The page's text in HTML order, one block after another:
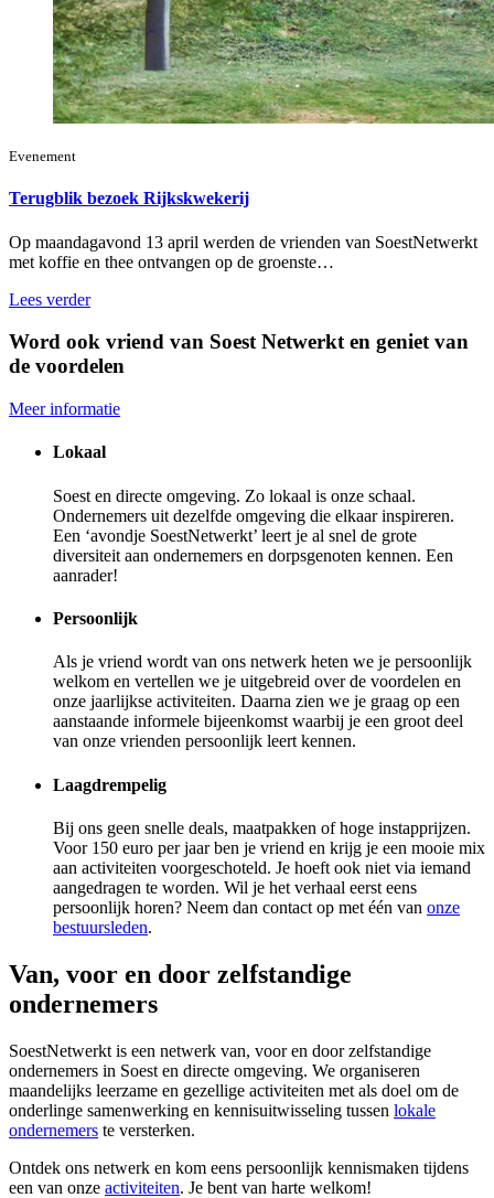
Evenement
Terugblik bezoek Rijkskwekerij
Op maandagavond 13 april werden de vrienden van SoestNetwerkt
met koffie en thee ontvangen op de groenste…
Lees verder
Word ook vriend van Soest Netwerkt en geniet van
de voordelen
Meer informatie
Lokaal
Soest en directe omgeving. Zo lokaal is onze schaal.
Ondernemers uit dezelfde omgeving die elkaar inspireren.
Een ‘avondje SoestNetwerkt’ leert je al snel de grote
diversiteit aan ondernemers en dorpsgenoten kennen. Een
aanrader!
Persoonlijk
Als je vriend wordt van ons netwerk heten we je persoonlijk
welkom en vertellen we je uitgebreid over de voordelen en
onze jaarlijkse activiteiten. Daarna zien we je graag op een
aanstaande informele bijeenkomst waarbij je een groot deel
van onze vrienden persoonlijk leert kennen.
Laagdrempelig
Bij ons geen snelle deals, maatpakken of hoge instapprijzen.
Voor 150 euro per jaar ben je vriend en krijg je een mooie mix
aan activiteiten voorgeschoteld. Je hoeft ook niet via iemand
aangedragen te worden. Wil je het verhaal eerst eens
persoonlijk horen? Neem dan contact op met één van onze
bestuursleden.
Van, voor en door zelfstandige
ondernemers
SoestNetwerkt is een netwerk van, voor en door zelfstandige
ondernemers in Soest en directe omgeving. We organiseren
maandelijks leerzame en gezellige activiteiten met als doel om de
onderlinge samenwerking en kennisuitwisseling tussen lokale
ondernemers te versterken.
Ontdek ons netwerk en kom eens persoonlijk kennismaken tijdens
een van onze activiteiten. Je bent van harte welkom!